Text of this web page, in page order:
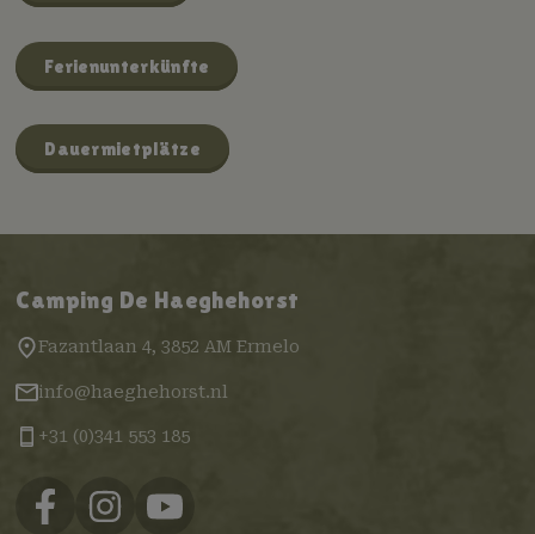
Ferienunterkünfte
Dauermietplätze
Camping De Haeghehorst
Fazantlaan 4, 3852 AM Ermelo
info@haeghehorst.nl
+31 (0)341 553 185